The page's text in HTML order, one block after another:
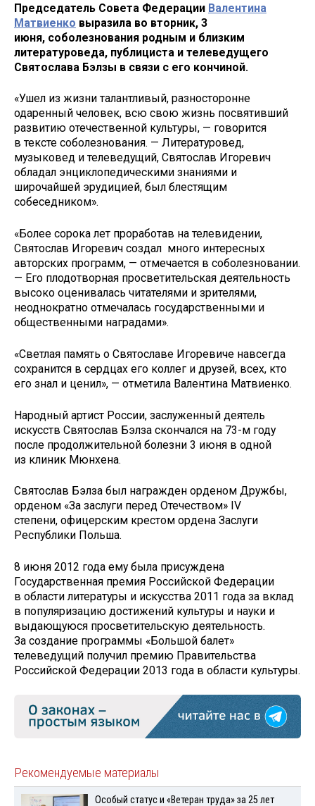
Председатель Совета Федерации Валентина
Матвиенко выразила во вторник, 3
июня, соболезнования родным и близким
литературоведа, публициста и телеведущего
Святослава Бэлзы в связи с его кончиной.
«Ушел из жизни талантливый, разносторонне
одаренный человек, всю свою жизнь посвятивший
развитию отечественной культуры, — говорится
в тексте соболезнования. — Литературовед,
музыковед и телеведущий, Святослав Игоревич
обладал энциклопедическими знаниями и
широчайшей эрудицией, был блестящим
собеседником».
«Более сорока лет проработав на телевидении,
Святослав Игоревич создал много интересных
авторских программ, — отмечается в соболезновании.
— Его плодотворная просветительская деятельность
высоко оценивалась читателями и зрителями,
неоднократно отмечалась государственными и
общественными наградами».
«Cветлая память о Святославе Игоревиче навсегда
сохранится в сердцах его коллег и друзей, всех, кто
его знал и ценил», — отметила Валентина Матвиенко.
Народный артист России, заслуженный деятель
искусств Святослав Бэлза скончался на 73-м году
после продолжительной болезни 3 июня в одной
из клиник Мюнхена.
Святослав Бэлза был награжден орденом Дружбы,
орденом «За заслуги перед Отечеством» IV
степени, офицерским крестом ордена Заслуги
Республики Польша.
8 июня 2012 года ему была присуждена
Государственная премия Российской Федерации
в области литературы и искусства 2011 года за вклад
в популяризацию достижений культуры и науки и
выдающуюся просветительскую деятельность.
За создание программы «Большой балет»
телеведущий получил премию Правительства
Российской Федерации 2013 года в области культуры.
Рекомендуемые материалы
Особый статус и «Ветеран труда» за 25 лет